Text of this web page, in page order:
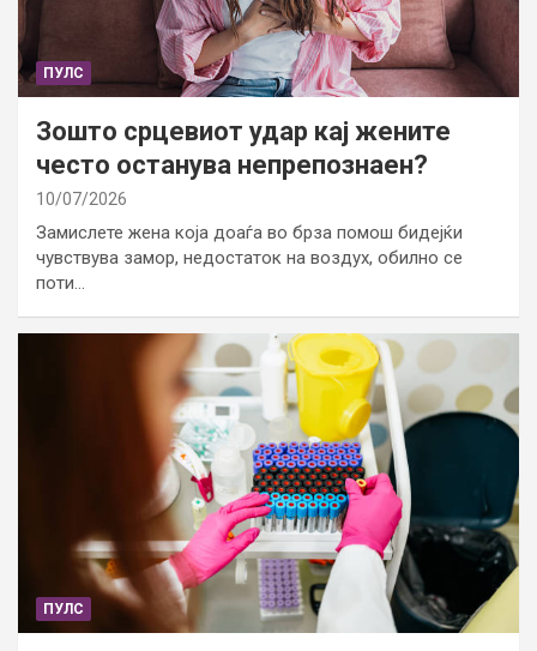
ПУЛС
Зошто срцевиот удар кај жените
често останува непрепознаен?
10/07/2026
Замислете жена која доаѓа во брза помош бидејќи
чувствува замор, недостаток на воздух, обилно се
поти…
ПУЛС